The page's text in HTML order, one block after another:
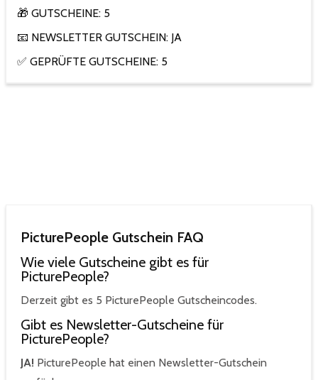
🎁 GUTSCHEINE: 5
📧 NEWSLETTER GUTSCHEIN: JA
✅ GEPRÜFTE GUTSCHEINE: 5
PicturePeople Gutschein FAQ
Wie viele Gutscheine gibt es für
PicturePeople?
Derzeit gibt es 5 PicturePeople Gutscheincodes.
Gibt es Newsletter-Gutscheine für
PicturePeople?
JA! PicturePeople hat einen Newsletter-Gutschein